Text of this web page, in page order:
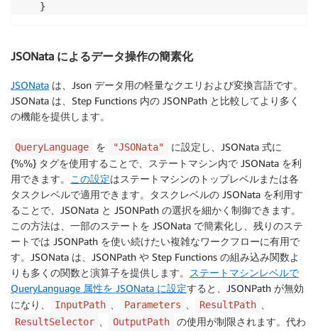
}
JSONata によるデータ操作の簡素化
JSONata は、Json データ用の軽量なクエリおよび変換言語です。
JSONata は、Step Functions 内の JSONPath と比較してより多く
の機能を提供します。
QueryLanguage を "JSONata"
に設定し、JSONata 式に
{%%} タグを使用することで、ステートマシン内で JSONata を利
用できます。
この設定はステートマシンのトップレベルまたは各
タスクレベルで適用できます。タスクレベルの JSONata を利用す
ることで、JSONata と JSONPath の選択を細かく制御できます。
この方法は、一部のステートを JSONata で簡素化し、残りのステ
ートでは JSONPath を使い続けたい複雑なワークフローに有用で
す。JSONata は、JSONPath や Step Functions の組み込み関数よ
りも多くの関数と演算子を提供します。
ステートマシンレベルで
QueryLanguage 属性を JSONata に設定すると、JSONPath が無効
になり、
InputPath Parameters ResultPath
ResultSelector OutputPath
の使用が制限されます。代わ